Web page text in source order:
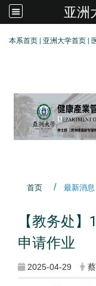
亚洲
本系首页 亚洲大学首页
首页 最新消息
【教务处
申请作业
2025-04-29